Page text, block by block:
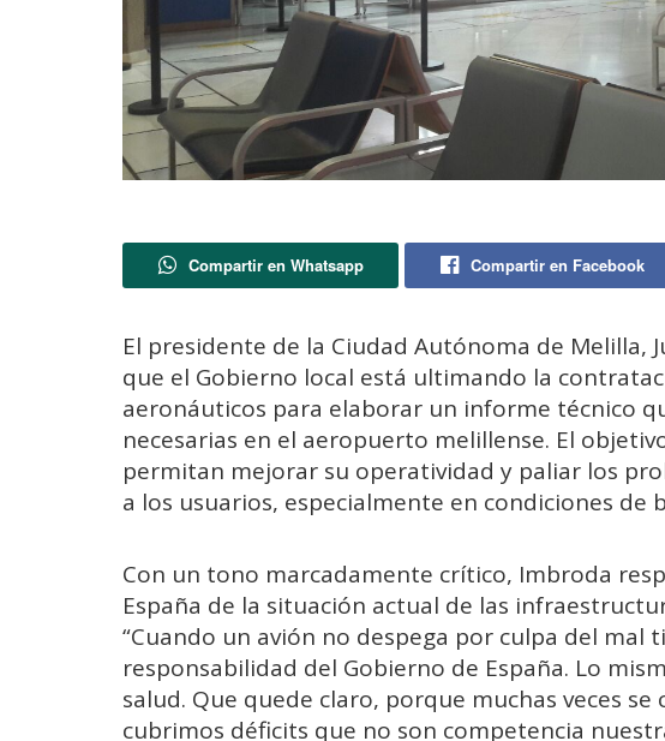
Compartir en Whatsapp Compartir en Facebook
El presidente de la Ciudad Autónoma de Melilla,
que el Gobierno local está ultimando la
aeronáuticos para elaborar un informe técnico
necesarias en el aeropuerto melillense. El
permitan mejorar su operatividad y paliar los
a los usuarios, especialmente en condiciones de
Con un tono marcadamente crítico, Imbroda
España de la situación actual de las
“Cuando un avión no despega por culpa del mal
responsabilidad del Gobierno de España. Lo
salud. Que quede claro, porque muchas veces
cubrimos déficits que no son competencia